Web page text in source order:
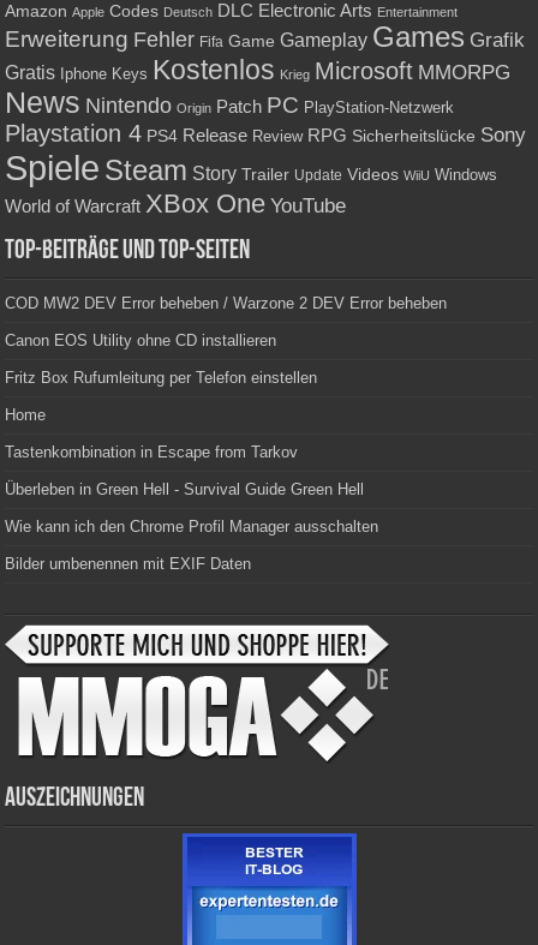
Amazon Apple Codes Deutsch DLC Electronic Arts Entertainment
Erweiterung Fehler Fifa Game Gameplay Games Grafik
Gratis Iphone Keys Kostenlos Krieg Microsoft MMORPG
News Nintendo Origin Patch PC PlayStation-Netzwerk
Playstation 4 PS4 Release Review RPG Sicherheitslücke Sony
Spiele Steam Story Trailer Update Videos WiiU Windows
World of Warcraft XBox One YouTube
Top-Beiträge und Top-Seiten
COD MW2 DEV Error beheben / Warzone 2 DEV Error beheben
Canon EOS Utility ohne CD installieren
Fritz Box Rufumleitung per Telefon einstellen
Home
Tastenkombination in Escape from Tarkov
Überleben in Green Hell - Survival Guide Green Hell
Wie kann ich den Chrome Profil Manager ausschalten
Bilder umbenennen mit EXIF Daten
Auszeichnungen